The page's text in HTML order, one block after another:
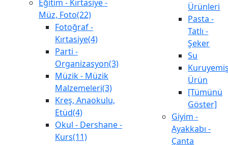
Eğitim - Kırtasiye -
Müz, Foto(22)
Fotoğraf -
Kırtasiye(4)
Parti -
Organizasyon(3)
Müzik - Müzik
Malzemeleri(3)
Kreş, Anaokulu,
Etüd(4)
Okul - Dershane -
Kurs(11)
Ürünleri
Pasta -
Tatlı -
Şeker
Su
Ürün
[Tümünü
Göster]
Giyim -
Ayakkabı -
Çanta